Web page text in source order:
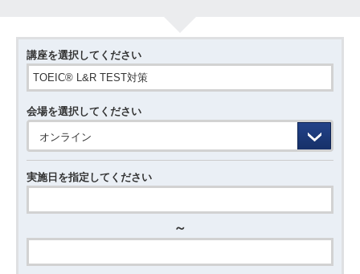
講座を選択してください
会場を選択してください
オンライン
実施日を指定してください
～